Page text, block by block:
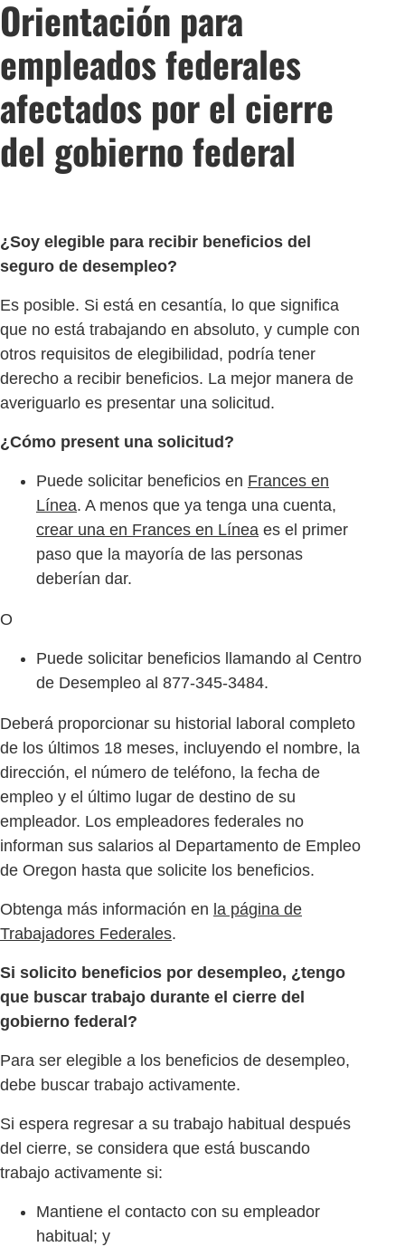
Orientación para
empleados federales
afectados por el cierre
del gobierno federal
¿Soy elegible para recibir beneficios del
seguro de desempleo?
Es posible. Si está en cesantía, lo que significa
que no está trabajando en absoluto, y cumple con
otros requisitos de elegibilidad, podría tener
derecho a recibir beneficios. La mejor manera de
averiguarlo es presentar una solicitud.
¿Cómo present una solicitud?
Puede solicitar beneficios en Frances en
Línea. A menos que ya tenga una cuenta,
crear una en Frances en Línea es el primer
paso que la mayoría de las personas
deberían dar.
O
Puede solicitar beneficios llamando al Centro
de Desempleo al 877-345-3484.
Deberá proporcionar su historial laboral completo
de los últimos 18 meses, incluyendo el nombre, la
dirección, el número de teléfono, la fecha de
empleo y el último lugar de destino de su
empleador. Los empleadores federales no
informan sus salarios al Departamento de Empleo
de Oregon hasta que solicite los beneficios.
Obtenga más información en la página de
Trabajadores Federales.
Si solicito beneficios por desempleo, ¿tengo
que buscar trabajo durante el cierre del
gobierno federal?
Para ser elegible a los beneficios de desempleo,
debe buscar trabajo activamente.
Si espera regresar a su trabajo habitual después
del cierre, se considera que está buscando
trabajo activamente si:
Mantiene el contacto con su empleador
habitual; y